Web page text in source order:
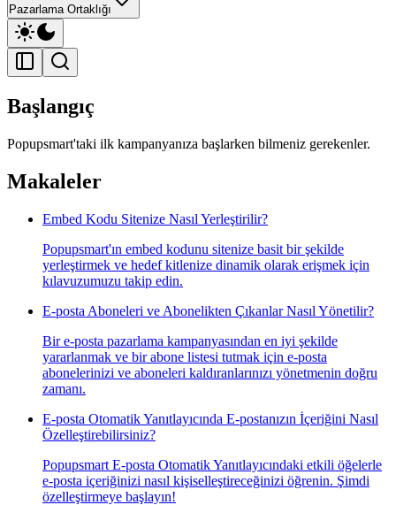
Pazarlama Ortaklığı
Başlangıç
Popupsmart'taki ilk kampanyanıza başlarken bilmeniz gerekenler.
Makaleler
Embed Kodu Sitenize Nasıl Yerleştirilir?
Popupsmart'ın embed kodunu sitenize basit bir şekilde
yerleştirmek ve hedef kitlenize dinamik olarak erişmek için
kılavuzumuzu takip edin.
E-posta Aboneleri ve Abonelikten Çıkanlar Nasıl Yönetilir?
Bir e-posta pazarlama kampanyasından en iyi şekilde
yararlanmak ve bir abone listesi tutmak için e-posta
abonelerinizi ve aboneleri kaldıranlarınızı yönetmenin doğru
zamanı.
E-posta Otomatik Yanıtlayıcında E-postanızın İçeriğini Nasıl
Özelleştirebilirsiniz?
Popupsmart E-posta Otomatik Yanıtlayıcındaki etkili öğelerle
e-posta içeriğinizi nasıl kişiselleştireceğinizi öğrenin. Şimdi
özelleştirmeye başlayın!